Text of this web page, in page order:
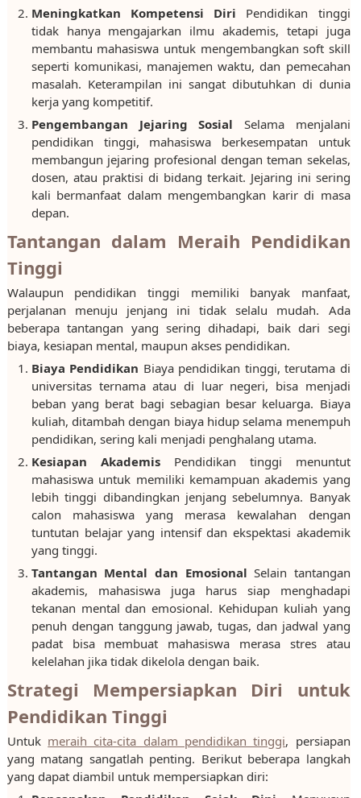
Meningkatkan Kompetensi Diri Pendidikan tinggi
tidak hanya mengajarkan ilmu akademis, tetapi juga
membantu mahasiswa untuk mengembangkan soft skill
seperti komunikasi, manajemen waktu, dan pemecahan
masalah. Keterampilan ini sangat dibutuhkan di dunia
kerja yang kompetitif.
Pengembangan Jejaring Sosial Selama menjalani
pendidikan tinggi, mahasiswa berkesempatan untuk
membangun jejaring profesional dengan teman sekelas,
dosen, atau praktisi di bidang terkait. Jejaring ini sering
kali bermanfaat dalam mengembangkan karir di masa
depan.
Tantangan dalam Meraih Pendidikan
Tinggi
Walaupun pendidikan tinggi memiliki banyak manfaat,
perjalanan menuju jenjang ini tidak selalu mudah. Ada
beberapa tantangan yang sering dihadapi, baik dari segi
biaya, kesiapan mental, maupun akses pendidikan.
Biaya Pendidikan Biaya pendidikan tinggi, terutama di
universitas ternama atau di luar negeri, bisa menjadi
beban yang berat bagi sebagian besar keluarga. Biaya
kuliah, ditambah dengan biaya hidup selama menempuh
pendidikan, sering kali menjadi penghalang utama.
Kesiapan AkademisPendidikan tinggi menuntut
mahasiswa untuk memiliki kemampuan akademis yang
lebih tinggi dibandingkan jenjang sebelumnya. Banyak
calon mahasiswa yang merasa kewalahan dengan
tuntutan belajar yang intensif dan ekspektasi akademik
yang tinggi.
Tantangan Mental dan Emosional Selain tantangan
akademis, mahasiswa juga harus siap menghadapi
tekanan mental dan emosional. Kehidupan kuliah yang
penuh dengan tanggung jawab, tugas, dan jadwal yang
padat bisa membuat mahasiswa merasa stres atau
kelelahan jika tidak dikelola dengan baik.
Strategi Mempersiapkan Diri untuk
Pendidikan Tinggi
Untuk meraih cita-cita dalam pendidikan tinggi, persiapan
yang matang sangatlah penting. Berikut beberapa langkah
yang dapat diambil untuk mempersiapkan diri: